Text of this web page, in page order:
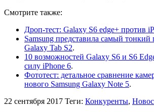
Смотрите также:
Дроп-тест: Galaxy S6 edge+ против
Samsung представила самый
Galaxy Tab S2.
10 возможностей Galaxy S6 и S6
силу iPhone 6.
Фототест: детальное сравнение
нового Samsung Galaxy Note 5.
22 сентября 2017 Теги: Конкуренты,